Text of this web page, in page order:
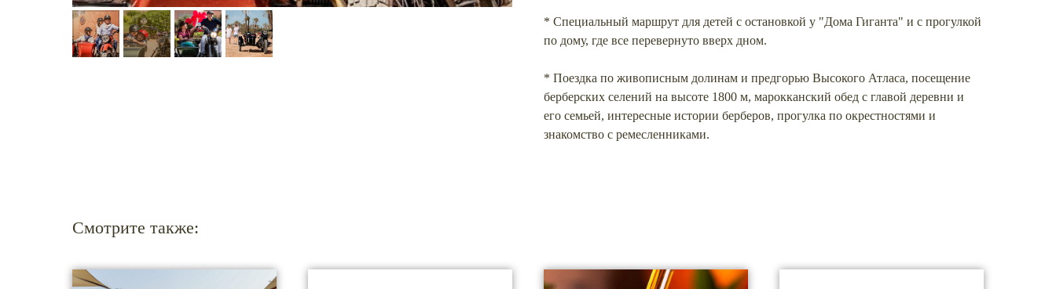
* Специальный маршрут для детей с остановкой у "Дома Гиганта" и с прогулкой
по дому, где все перевернуто вверх дном.
* Поездка по живописным долинам и предгорью Высокого Атласа, посещение
берберских селений на высоте 1800 м, марокканский обед с главой деревни и
его семьей, интересные истории берберов, прогулка по окрестностями и
знакомство с ремесленниками.
Смотрите также: